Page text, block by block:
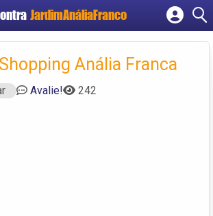
JardimAnáliaFranco
Cadastrar empresa
Criar contaAnália Franca
Avalie! 242